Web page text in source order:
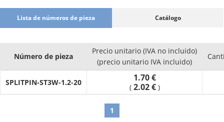
Lista de números de pieza Catálogo
Número de pieza
Precio unitario (IVA no incluido)
(precio unitario IVA incluido)
SPLITPIN-ST3W-1.2-20 1.70 €
( 2.02 € )
1